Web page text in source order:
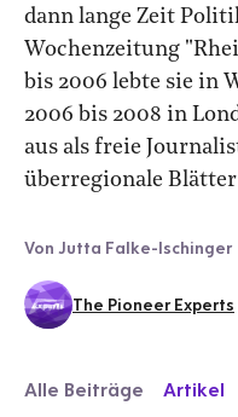
dann lange Zeit
Wochenzeitung
bis 2006 lebte sie in
2006 bis 2008 in
aus als freie
überregionale
Von Jutta Falke-Ischinger
The Pioneer Experts
Alle Beiträge Artikel